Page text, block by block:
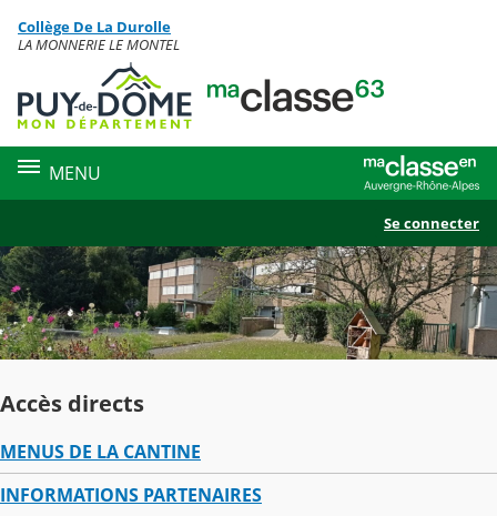
Contenu
Collège De La Durolle
LA MONNERIE LE MONTEL
MENU
Se connecter
Accès directs
MENUS DE LA CANTINE
INFORMATIONS PARTENAIRES